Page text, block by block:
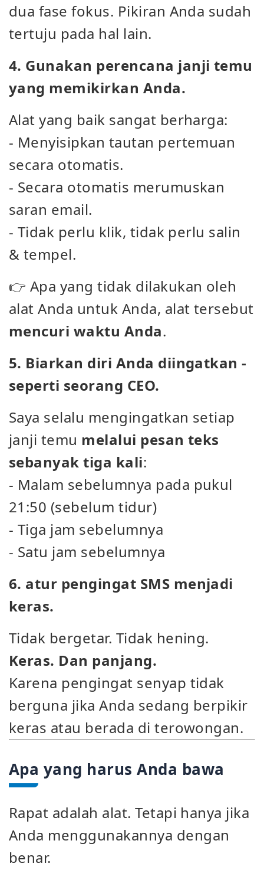
dua fase fokus. Pikiran Anda sudah
tertuju pada hal lain.
4. Gunakan perencana janji temu
yang memikirkan Anda.
Alat yang baik sangat berharga:
- Menyisipkan tautan pertemuan
secara otomatis.
- Secara otomatis merumuskan
saran email.
- Tidak perlu klik, tidak perlu salin
& tempel.
👉 Apa yang tidak dilakukan oleh
alat Anda untuk Anda, alat tersebut
mencuri waktu Anda.
5. Biarkan diri Anda diingatkan -
seperti seorang CEO.
Saya selalu mengingatkan setiap
janji temu melalui pesan teks
sebanyak tiga kali:
- Malam sebelumnya pada pukul
21:50 (sebelum tidur)
- Tiga jam sebelumnya
- Satu jam sebelumnya
6. atur pengingat SMS menjadi
keras.
Tidak bergetar. Tidak hening.
Keras. Dan panjang.
Karena pengingat senyap tidak
berguna jika Anda sedang berpikir
keras atau berada di terowongan.
Apa yang harus Anda bawa
Rapat adalah alat. Tetapi hanya jika
Anda menggunakannya dengan
benar.